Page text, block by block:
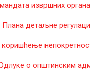
извршних
детаљне
о општинским